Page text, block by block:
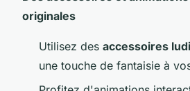
originales
Utilisez des accessoires
une touche de fantaisie à